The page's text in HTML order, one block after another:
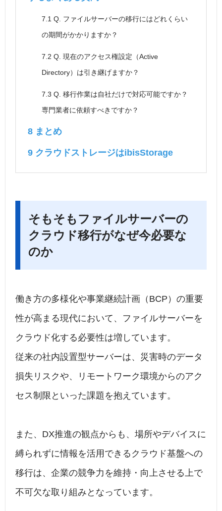
7.1 Q. ファイルサーバーの移行にはどれくらい
の期間がかかりますか？
7.2 Q. 現在のアクセス権設定（Active
Directory）は引き継げますか？
7.3 Q. 移行作業は自社だけで対応可能ですか？
専門業者に依頼すべきですか？
8 まとめ
9 クラウドストレージはibisStorage
そもそもファイルサーバーの
クラウド移行がなぜ今必要な
のか
働き方の多様化や事業継続計画（BCP）の重要
性が高まる現代において、ファイルサーバーを
クラウド化する必要性は増しています。
従来の社内設置型サーバーは、災害時のデータ
損失リスクや、リモートワーク環境からのアク
セス制限といった課題を抱えています。
また、DX推進の観点からも、場所やデバイスに
縛られずに情報を活用できるクラウド基盤への
移行は、企業の競争力を維持・向上させる上で
不可欠な取り組みとなっています。